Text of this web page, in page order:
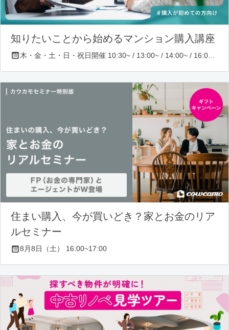
知りたいことから始めるマンション購入講座
住まい購入、今が買いどき？家とお金のリア
ルセミナー
8月8日（土） 16:00~17:00